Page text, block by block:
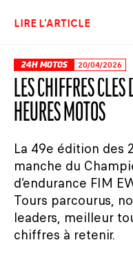
LIRE L'ARTICLE
24H MOTOS 20/04/2026
LES CHIFFRES
HEURES MOTOS
La 49e édition des
manche du
d’endurance FIM
Tours parcourus,
leaders, meilleur
chiffres à retenir.